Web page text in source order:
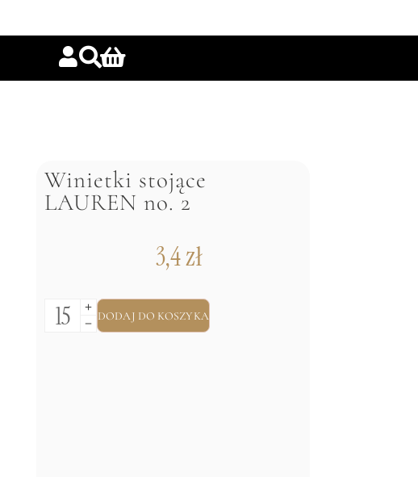
Winietki stojące
LAUREN no. 2
3,4zł
DODAJ DO KOSZYKA